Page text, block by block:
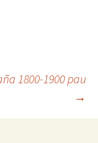
1800-1900 pau
→